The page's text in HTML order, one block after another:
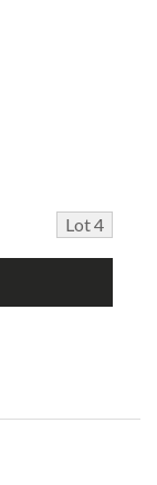
Lot 4